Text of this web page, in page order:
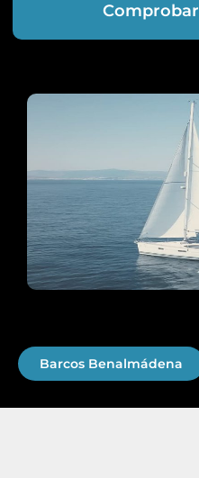
Comprobar
Barcos Benalmádena